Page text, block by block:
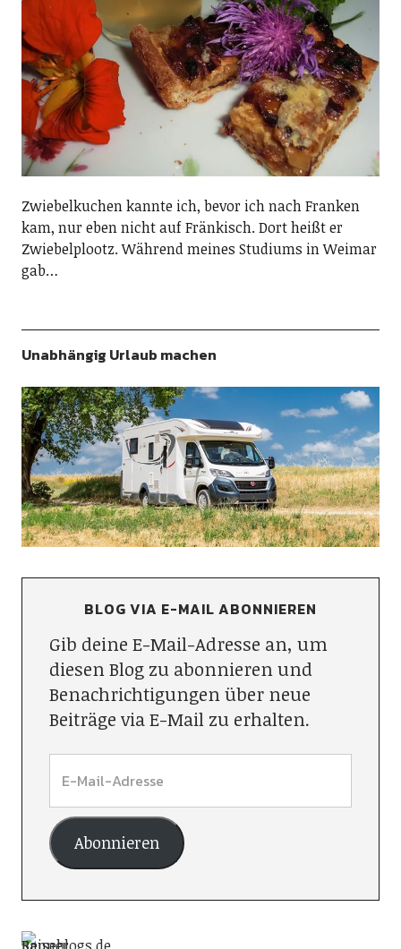
Zwiebelkuchen kannte ich, bevor ich nach Franken
kam, nur eben nicht auf Fränkisch. Dort heißt er
Zwiebelplootz. Während meines Studiums in Weimar
gab…
Unabhängig Urlaub machen
BLOG VIA E-MAIL ABONNIEREN
Gib deine E-Mail-Adresse an, um
diesen Blog zu abonnieren und
Benachrichtigungen über neue
Beiträge via E-Mail zu erhalten.
Abonnieren